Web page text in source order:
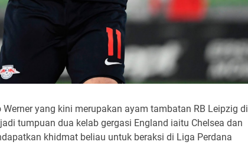
Werner yang kini merupakan ayam tambatan RB Leipzig di
tumpuan dua kelab gergasi England iaitu Chelsea dan
khidmat beliau untuk beraksi di Liga Perdana